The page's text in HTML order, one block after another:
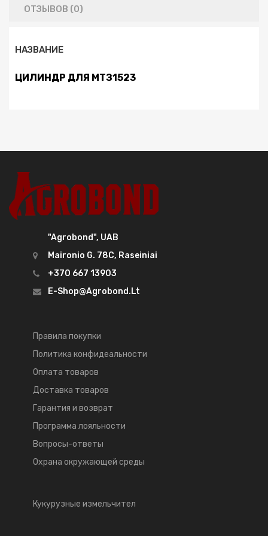
ОТЗЫВОВ (0)
НАЗВАНИЕ
ЦИЛИНДР ДЛЯ МТЗ1523
"Agrobond", UAB
Maironio G. 78C, Raseiniai
+370 667 13903
E-Shop@agrobond.lt
Правила покупки
Политика конфидеальности
Оплата товаров
Доставка товаров
Гарантия и возврат
Программа лояльности
Вопросы-ответы
Охрана окружающей среды
Кукурузные измельчител